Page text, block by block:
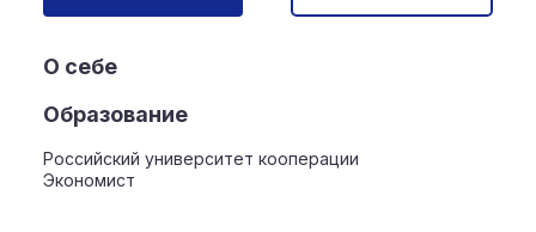
О себе
Образование
Российский университет кооперации
Экономист